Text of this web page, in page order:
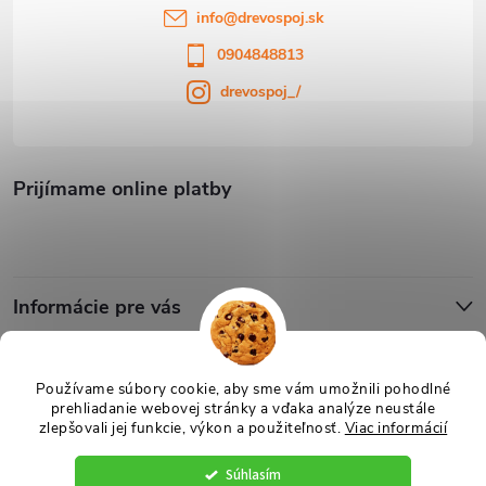
Používame súbory cookie, aby sme vám umožnili pohodlné
prehliadanie webovej stránky a vďaka analýze neustále
zlepšovali jej funkcie, výkon a použiteľnosť. Viac informácií
Súhlasím
Prijímame online platby
info@drevospoj.sk
0904848813
drevospoj_/
Informácie pre vás
cookies